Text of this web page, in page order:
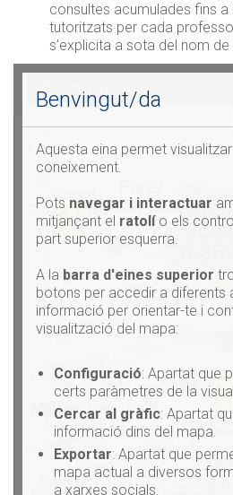
consultes acumulades fins a
tutoritzats per cada
s’explicita a sota del nom